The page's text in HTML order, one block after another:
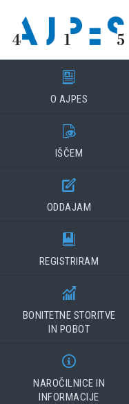

O AJPES

IŠČEM

ODDAJAM

REGISTRIRAM

BONITETNE STORITVE
IN POBOT

NAROČILNICE IN
INFORMACIJE